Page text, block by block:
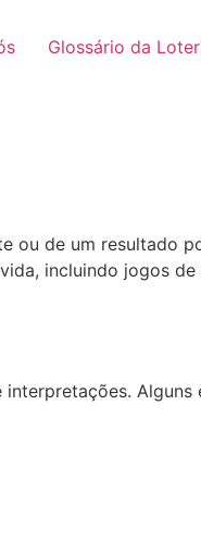
Glossário da
ou de um resultado
incluindo jogos de
Alguns